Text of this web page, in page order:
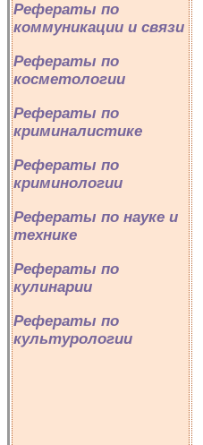
Рефераты по
коммуникации и связи
Рефераты по
косметологии
Рефераты по
криминалистике
Рефераты по
криминологии
Рефераты по науке и
технике
Рефераты по
кулинарии
Рефераты по
культурологии